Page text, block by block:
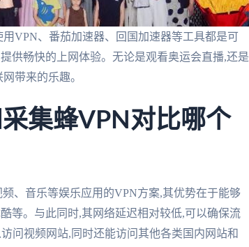
VPN、番茄加速器、回国加速器等工具都是可
供畅快的上网体验。无论是观看奥运会直播,还是
带来的乐趣。
集蜂VPN对比哪个
、音乐等娱乐应用的VPN方案,其优势在于能够
等。与此同时,其网络延迟相对较低,可以确保流
问视频网站,同时还能访问其他各类国内网站和